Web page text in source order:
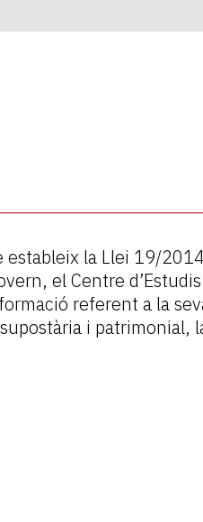
la Llei 19/
el Centre
referent a la
i patrimonial,